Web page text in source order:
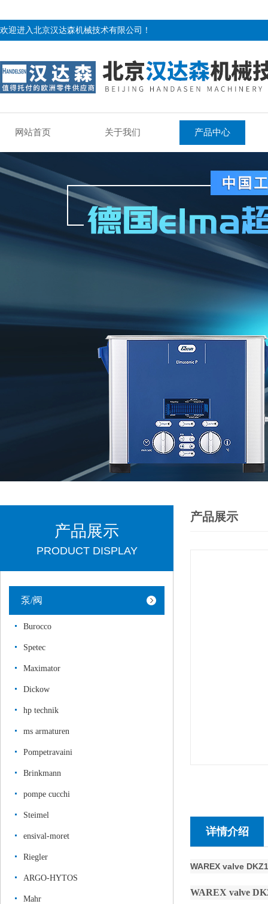
欢迎进入北京汉达森机械技术有限公司！
网站首页 关于我们 产品中心
产品展示
PRODUCT DISPLAY
泵/阀
Burocco
Spetec
Maximator
Dickow
hp technik
ms armaturen
Pompetravaini
Brinkmann
pompe cucchi
Steimel
ensival-moret
Riegler
ARGO-HYTOS
Mahr
产品展示
详情介绍
WAREX valve
WAREX valve